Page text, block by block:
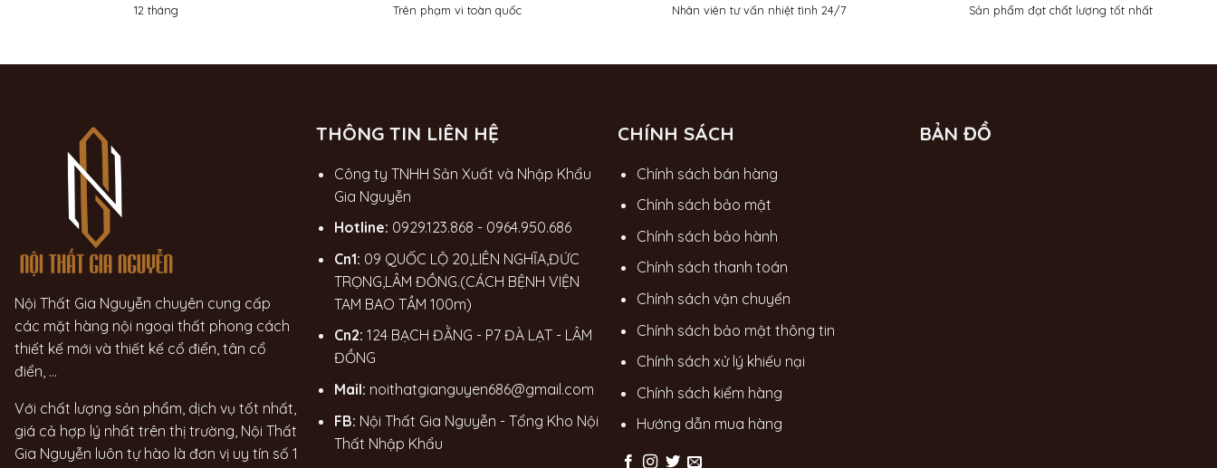
12 tháng Trên phạm vi toàn quốc Nhân viên tư vấn nhiệt tình 24/7 Sản phẩm đạt chất lượng tốt nhất
Nội Thất Gia Nguyễn chuyên cung cấp
các mặt hàng nội ngoại thất phong cách
thiết kế mới và thiết kế cổ điển, tân cổ
điển, ...
Với chất lượng sản phẩm, dịch vụ tốt nhất,
giá cả hợp lý nhất trên thị trường, Nội Thất
Gia Nguyễn luôn tự hào là đơn vị uy tín số 1
THÔNG TIN LIÊN HỆ
Công ty TNHH Sản Xuất và Nhập Khẩu
Gia Nguyễn
Hotline: 0929.123.868 - 0964.950.686
Cn1: 09 QUỐC LỘ 20,LIÊN NGHĨA,ĐỨC
TRỌNG,LÂM ĐỒNG.(CÁCH BỆNH VIỆN
TAM BAO TẦM 100m)
Cn2: 124 BẠCH ĐẰNG - P7 ĐÀ LẠT - LÂM
ĐỒNG
Mail: noithatgianguyen686@gmail.com
FB: Nội Thất Gia Nguyễn - Tổng Kho Nội
Thất Nhập Khẩu
CHÍNH SÁCH
Chính sách bán hàng
Chính sách bảo mật
Chính sách bảo hành
Chính sách thanh toán
Chính sách vận chuyển
Chính sách bảo mật thông tin
Chính sách xử lý khiếu nại
Chính sách kiểm hàng
Hướng dẫn mua hàng
BẢN ĐỒ